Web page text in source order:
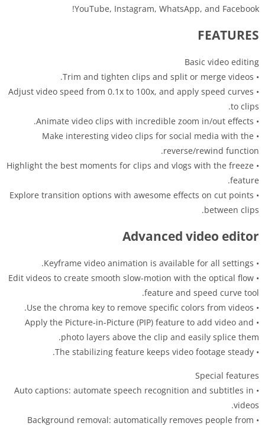
YouTube, Instagram, WhatsApp, and Facebook!
FEATURES
Basic video editing
• Trim and tighten clips and split or merge videos.
• Adjust video speed from 0.1x to 100x, and apply speed curves
to clips.
• Animate video clips with incredible zoom in/out effects.
• Make interesting video clips for social media with the
reverse/rewind function.
• Highlight the best moments for clips and vlogs with the freeze
feature.
• Explore transition options with awesome effects on cut points
between clips.
Advanced video editor
• Keyframe video animation is available for all settings.
• Edit videos to create smooth slow-motion with the optical flow
feature and speed curve tool.
• Use the chroma key to remove specific colors from videos.
• Apply the Picture-in-Picture (PIP) feature to add video and
photo layers above the clip and easily splice them.
• The stabilizing feature keeps video footage steady.
Special features
• Auto captions: automate speech recognition and subtitles in
videos.
• Background removal: automatically removes people from